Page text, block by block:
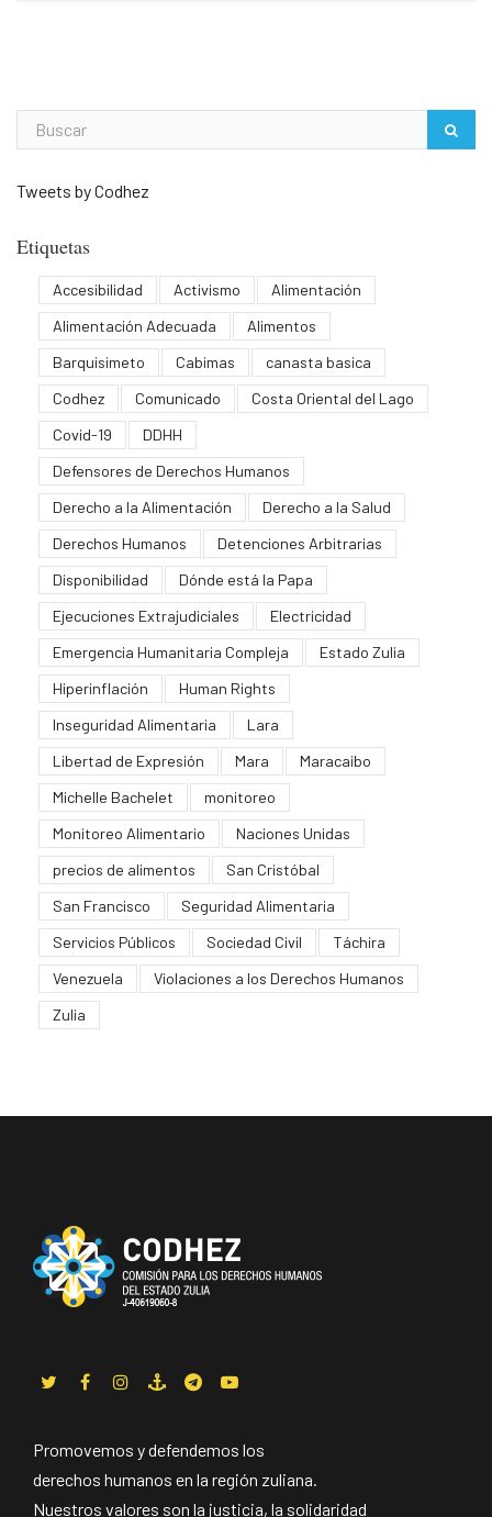
Tweets by Codhez
Etiquetas
Accesibilidad Activismo
Alimentación
Alimentación Adecuada
Alimentos
Barquisimeto
Cabimas
canasta basica
Codhez
Comunicado
Costa Oriental del Lago
Covid-19
DDHH
Defensores de Derechos Humanos
Derecho a la Alimentación
Derecho a la Salud
Derechos Humanos
Detenciones Arbitrarias
Disponibilidad
Dónde está la Papa
Ejecuciones Extrajudiciales
Electricidad
Emergencia Humanitaria Compleja
Estado Zulia
Hiperinflación
Human Rights
Inseguridad Alimentaria
Lara
Libertad de Expresión
Mara
Maracaibo
Michelle Bachelet
monitoreo
Monitoreo Alimentario
Naciones Unidas
precios de alimentos
San Cristóbal
San Francisco
Seguridad Alimentaria
Servicios Públicos
Sociedad Civil
Táchira
Venezuela
Violaciones a los Derechos Humanos
Zulia
Promovemos y defendemos los
derechos humanos en la región zuliana.
Nuestros valores son la justicia, la solidaridad